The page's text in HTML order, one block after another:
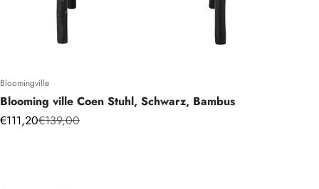
Bloomingville
Blooming ville Coen Stuhl, Schwarz, Bambus
Angebot
€111,20Regulärer Preis
€139,00